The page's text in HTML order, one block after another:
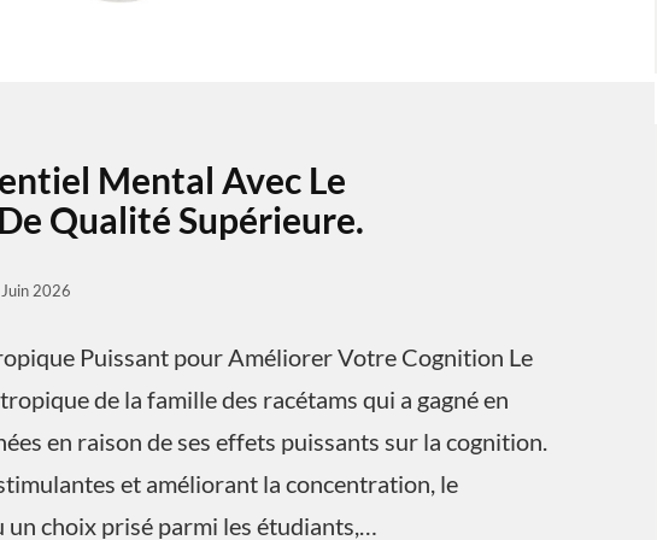
Mental Avec Le
Qualité Supérieure.
2026
Puissant pour Améliorer Votre Cognition Le
de la famille des racétams qui a gagné en
en raison de ses effets puissants sur la cognition.
et améliorant la concentration, le
un choix prisé parmi les étudiants,…